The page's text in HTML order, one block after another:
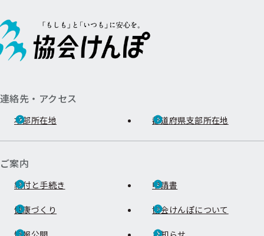
連絡先・アクセス
本部所在地 都道府県支部所在地
ご案内
給付と手続き 申請書
健康づくり 協会けんぽについて